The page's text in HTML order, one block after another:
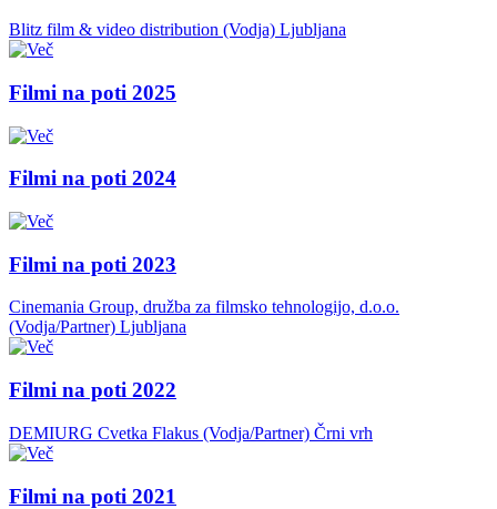
Blitz film & video distribution (Vodja) Ljubljana
Filmi na poti 2025
Filmi na poti 2024
Filmi na poti 2023
Cinemania Group, družba za filmsko tehnologijo, d.o.o.
(Vodja/Partner) Ljubljana
Filmi na poti 2022
DEMIURG Cvetka Flakus (Vodja/Partner) Črni vrh
Filmi na poti 2021